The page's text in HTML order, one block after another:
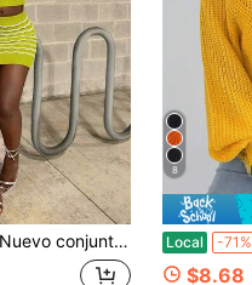
verde con textura geométrica de rayas de onda ajustadas y sensuales para mujeres
8
Local -71%
$8.68